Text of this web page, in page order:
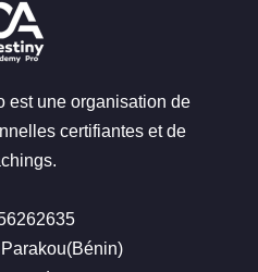
est une organisation de
certifiantes et de